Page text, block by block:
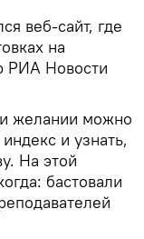
веб-сайт, где
на
РИА Новости
желании можно
и узнать,
На этой
бастовали